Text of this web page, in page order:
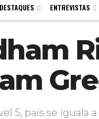
DESTAQUES ENTREVISTAS
5, país se iguala